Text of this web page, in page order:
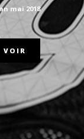
mai 2018
VOIR